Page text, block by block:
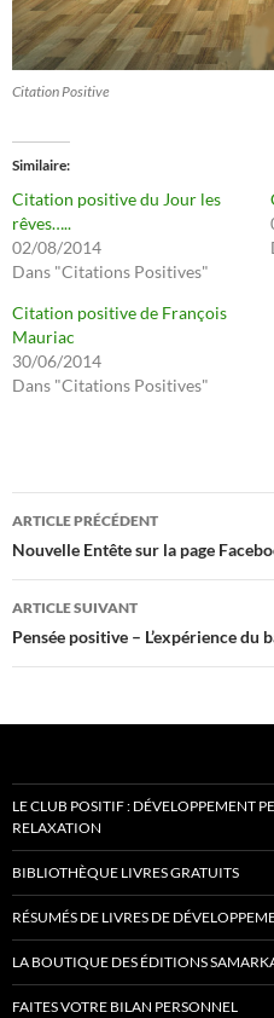
Citation Positive
Similaire
Citation positive du Jour les
rêves…..
02/08/2014
Dans "Citations Positives"
Citation positive de François
Mauriac
30/06/2014
Dans "Citations Positives"
Navigation
des
articles
ARTICLE PRÉCÉDENT
Nouvelle Entête sur la page
ARTICLE SUIVANT
Pensée positive – L’expérience du
LE CLUB POSITIF : DÉVELOPPEMENT
RELAXATION
BIBLIOTHÈQUE LIVRES GRATUITS
RÉSUMÉS DE LIVRES DE
LA BOUTIQUE DES ÉDITIONS
FAITES VOTRE BILAN PERSONNEL